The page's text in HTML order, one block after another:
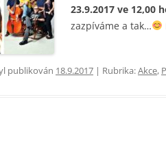
23.9.2017 ve 12,00
zazpíváme a tak…
publikován 18.9.2017 | Rubrika:Akce,